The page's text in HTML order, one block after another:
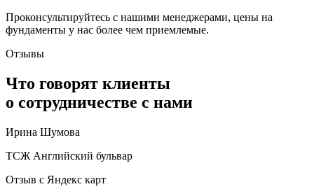
Проконсультируйтесь с нашими менеджерами, цены на
фундаменты у нас более чем приемлемые.
Отзывы
Что говорят клиенты
о сотрудничестве с нами
Ирина Шумова
ТСЖ Английский бульвар
Отзыв с Яндекс карт